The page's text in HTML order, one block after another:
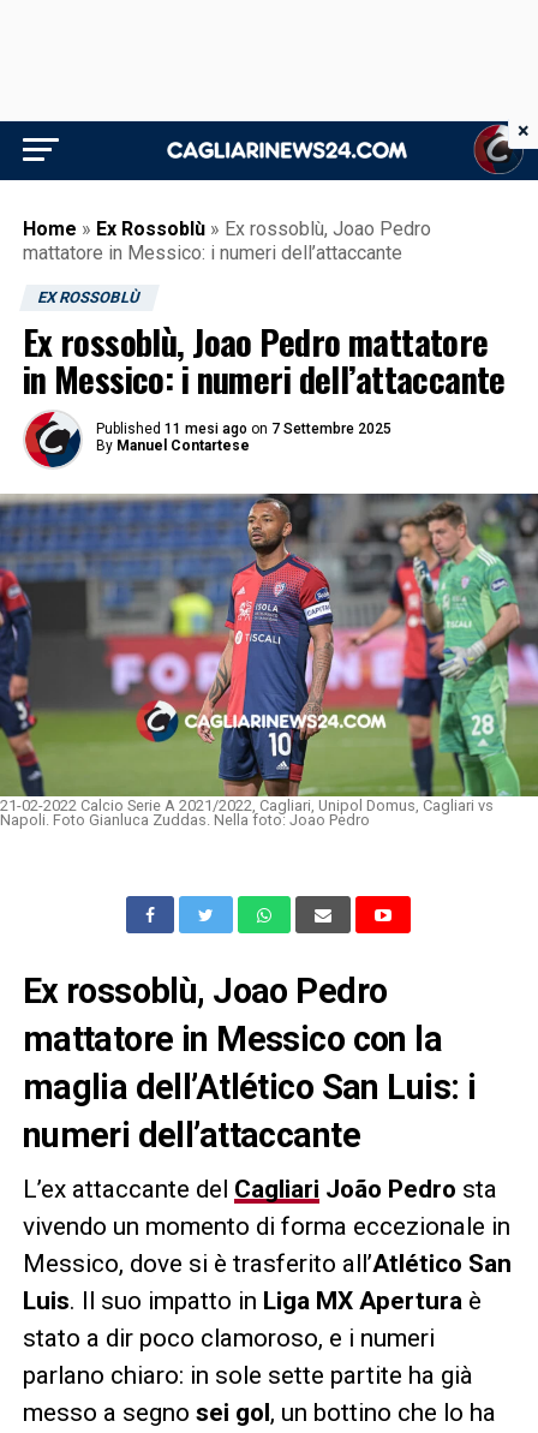
Home » Ex Rossoblù » Ex rossoblù, Joao Pedro
mattatore in Messico: i numeri dell’attaccante
EX ROSSOBLÙ
Ex rossoblù, Joao Pedro mattatore
in Messico: i numeri dell’attaccante
Published 11 mesi ago on 7 Settembre 2025
By Manuel Contartese
21-02-2022 Calcio Serie A 2021/2022, Cagliari, Unipol Domus, Cagliari vs
Napoli. Foto Gianluca Zuddas. Nella foto: Joao Pedro
Ex rossoblù, Joao Pedro
mattatore in Messico con la
maglia dell’Atlético San Luis: i
numeri dell’attaccante
L’ex attaccante del Cagliari João Pedro sta
vivendo un momento di forma eccezionale in
Messico, dove si è trasferito all’Atlético San
Luis. Il suo impatto in Liga MX Aperturaè
stato a dir poco clamoroso, e i numeri
parlano chiaro: in sole sette partite ha già
messo a segno sei gol, un bottino che lo ha
×